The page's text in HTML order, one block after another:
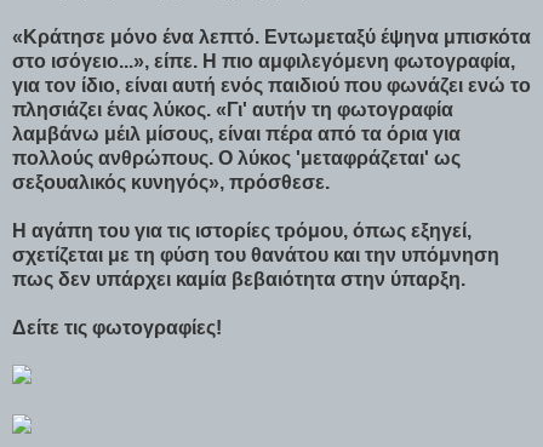
«Κράτησε μόνο ένα λεπτό. Εντωμεταξύ έψηνα μπισκότα
στο ισόγειο...», είπε. Η πιο αμφιλεγόμενη φωτογραφία,
για τον ίδιο, είναι αυτή ενός παιδιού που φωνάζει ενώ το
πλησιάζει ένας λύκος. «Γι' αυτήν τη φωτογραφία
λαμβάνω μέιλ μίσους, είναι πέρα από τα όρια για
πολλούς ανθρώπους. Ο λύκος 'μεταφράζεται' ως
σεξουαλικός κυνηγός», πρόσθεσε.
Η αγάπη του για τις ιστορίες τρόμου, όπως εξηγεί,
σχετίζεται με τη φύση του θανάτου και την υπόμνηση
πως δεν υπάρχει καμία βεβαιότητα στην ύπαρξη.
Δείτε τις φωτογραφίες!